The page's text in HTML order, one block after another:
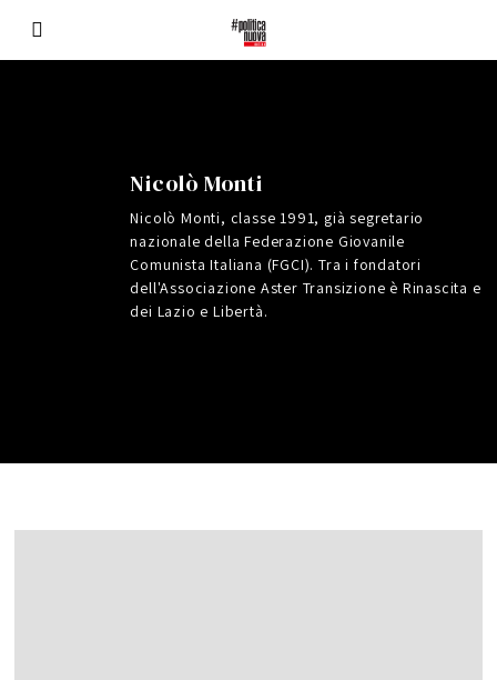
Nicolò Monti
Nicolò Monti, classe 1991, già segretario
nazionale della Federazione Giovanile
Comunista Italiana (FGCI). Tra i fondatori
dell'Associazione Aster Transizione è Rinascita e
dei Lazio e Libertà.